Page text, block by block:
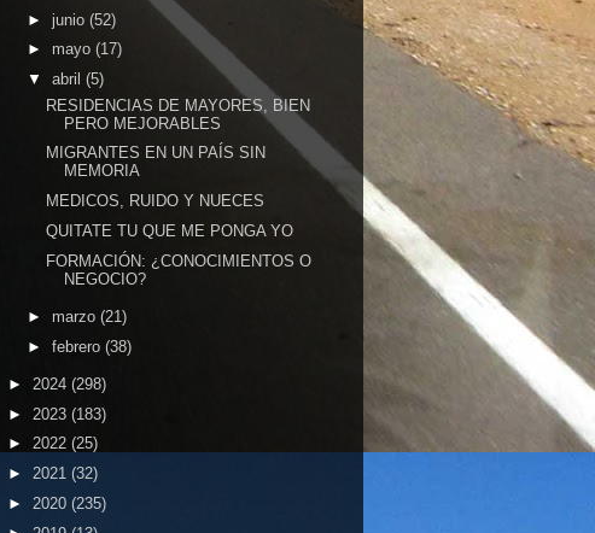
► junio (52)
► mayo (17)
▼ abril (5)
RESIDENCIAS DE MAYORES, BIEN
PERO MEJORABLES
MIGRANTES EN UN PAÍS SIN
MEMORIA
MEDICOS, RUIDO Y NUECES
QUITATE TU QUE ME PONGA YO
FORMACIÓN: ¿CONOCIMIENTOS O
NEGOCIO?
► marzo (21)
► febrero (38)
► 2024 (298)
► 2023 (183)
► 2022 (25)
► 2021 (32)
► 2020 (235)